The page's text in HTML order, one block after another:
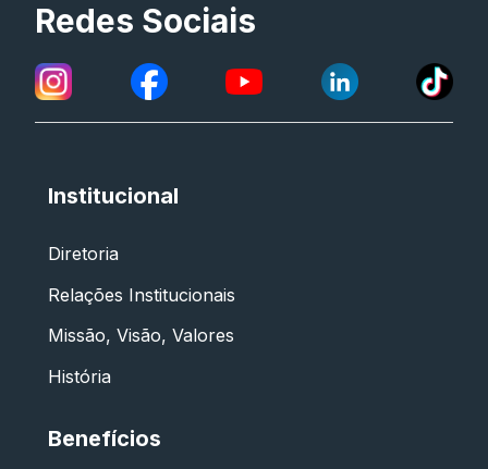
Redes Sociais
Institucional
Diretoria
Relações Institucionais
Missão, Visão, Valores
História
Benefícios